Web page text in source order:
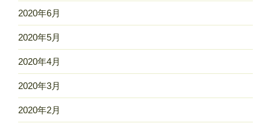
2020年6月
2020年5月
2020年4月
2020年3月
2020年2月